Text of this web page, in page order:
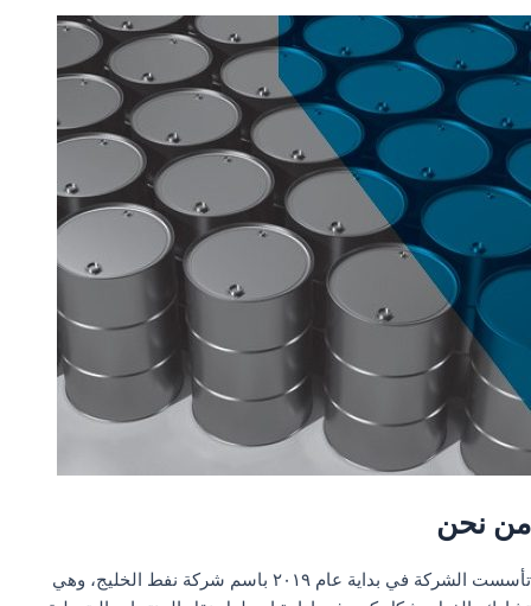
من نحن
تأسست الشركة في بداية عام ٢٠١٩ باسم شركة نفط الخليج، وهي